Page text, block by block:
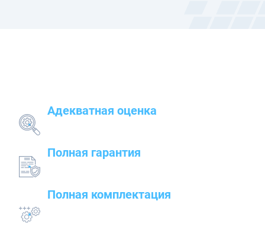
Адекватная оценка
Полная гарантия
Полная комплектация